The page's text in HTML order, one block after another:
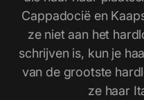
Cappadocië en
ze niet aan het
schrijven is, kun je
van de grootste
ze haar